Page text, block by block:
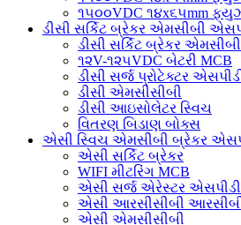
૧૫૦૦VDC ૧૪x૬૫mm
ડીસી સર્કિટ બ્રેકર એમસીબી
ડીસી સર્કિટ બ્રેકર એમસીબી
૧૨V-૧૨૫VDC બેટરી MCB
ડીસી સર્જ પ્રોટેક્ટર
ડીસી એમસીસીબી
ડીસી આઇસોલેટર સ્વિચ
વિતરણ બિડાણ બોક્સ
એસી સ્વિચ એમસીબી બ્રેકર
એસી સર્કિટ બ્રેકર
WIFI મીટરિંગ MCB
એસી સર્જ એરેસ્ટર એસપીડી
એસી આરસીસીબી
એસી એમસીસીબી